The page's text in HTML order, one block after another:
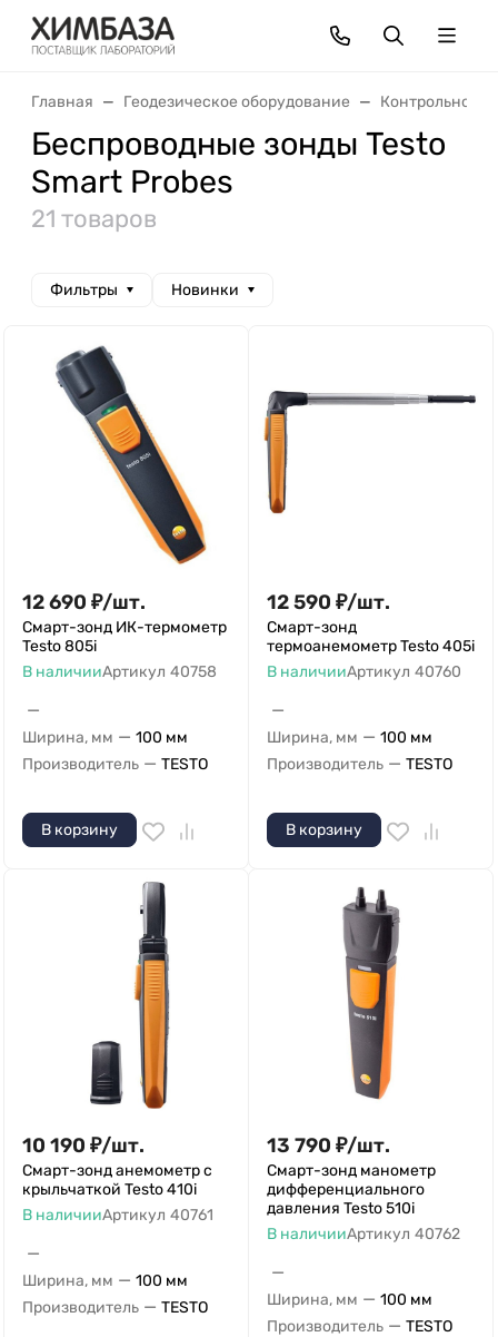
Главная Геодезическое оборудование Контрольно-
Беспроводные зонды Testo
Smart Probes
21 товаров
Фильтры Новинки
12 690 ₽/шт.
Смарт-зонд ИК-термометр
Testo 805i
В наличииАртикул 40758
—
Ширина, мм — 100 мм
Производитель — TESTO
В корзину
12 590 ₽/шт.
Смарт-зонд
термоанемометр Testo 405i
В наличииАртикул 40760
—
Ширина, мм — 100 мм
Производитель — TESTO
В корзину
10 190 ₽/шт.
Смарт-зонд анемометр с
крыльчаткой Testo 410i
В наличииАртикул 40761
—
Ширина, мм — 100 мм
Производитель — TESTO
13 790 ₽/шт.
Смарт-зонд манометр
дифференциального
давления Testo 510i
В наличииАртикул 40762
—
Ширина, мм — 100 мм
Производитель — TESTO